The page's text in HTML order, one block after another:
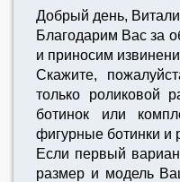
Добрый день,
Благодарим Вас за
и приносим
Скажите,
только роликовой
ботинок или
фигурные ботинки и
Если первый
размер и модель